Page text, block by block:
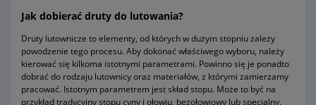
Jak dobierać druty do lutowania?
Druty lutownicze to elementy, od których w dużym stopniu zależy
powodzenie tego procesu. Aby dokonać właściwego wyboru, należy
kierować się kilkoma istotnymi parametrami. Powinno się je ponadto
dobrać do rodzaju lutownicy oraz materiałów, z którymi zamierzamy
pracować. Istotnym parametrem jest skład stopu. Może to być na
przykład tradycyjny stopu cyny i ołowiu, bezołowiowy lub specjalny.